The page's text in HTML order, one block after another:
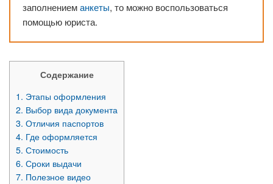
заполнениеманкеты, то можно воспользоваться
помощью юриста.
Содержание
1. Этапы оформления
2. Выбор вида документа
3. Отличия паспортов
4. Где оформляется
5. Стоимость
6. Сроки выдачи
7. Полезное видео